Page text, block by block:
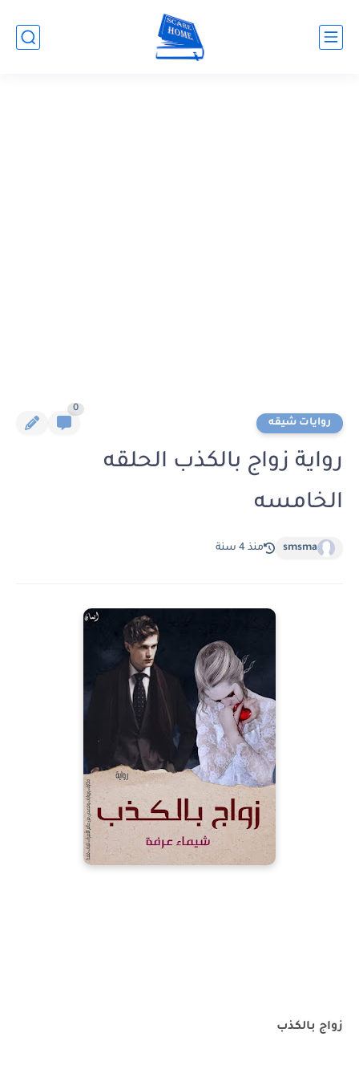
روايات شيقه
0
رواية زواج بالكذب الحلقه
الخامسه
smsma منذ 4 سنة
زواج بالكذب